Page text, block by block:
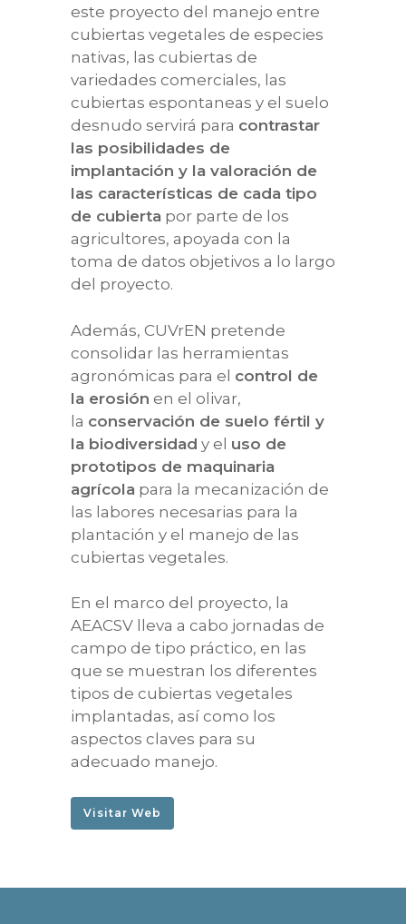
este proyecto del manejo entre
cubiertas vegetales de especies
nativas, las cubiertas de
variedades comerciales, las
cubiertas espontaneas y el suelo
desnudo servirá para contrastar
las posibilidades de
implantación y la valoración de
las características de cada tipo
de cubierta por parte de los
agricultores, apoyada con la
toma de datos objetivos a lo largo
del proyecto.
Además, CUVrEN pretende
consolidar las herramientas
agronómicas para el control de
la erosión en el olivar,
la conservación de suelo fértil y
la biodiversidad y el uso de
prototipos de maquinaria
agrícola para la mecanización de
las labores necesarias para la
plantación y el manejo de las
cubiertas vegetales.
En el marco del proyecto, la
AEACSV lleva a cabo jornadas de
campo de tipo práctico, en las
que se muestran los diferentes
tipos de cubiertas vegetales
implantadas, así como los
aspectos claves para su
adecuado manejo.
Visitar Web
LA ASOCIACIÓN
¿Quiénes somos?
Equipo humano
Asóciate
AGRICULTURA DE
CONSERVACIÓN
Fundamentos y
La AC en el mundo
La AC en España
ACTUALIDAD
Noticias
Eventos
PROYECTOS
LIFE AGROMITIGA
SEMBRANDO
DESCARGAS
Fichas técnicas
Artículos científicos
Artículos técnicos
Informes